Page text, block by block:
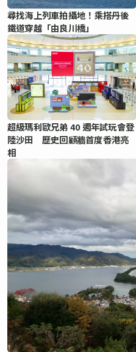
尋找海上列車拍攝地！乘搭丹後
鐵道穿越「由良川橋」
超級瑪利歐兄弟 40 週年試玩會登
陸沙田 歷史回顧牆首度香港亮
相